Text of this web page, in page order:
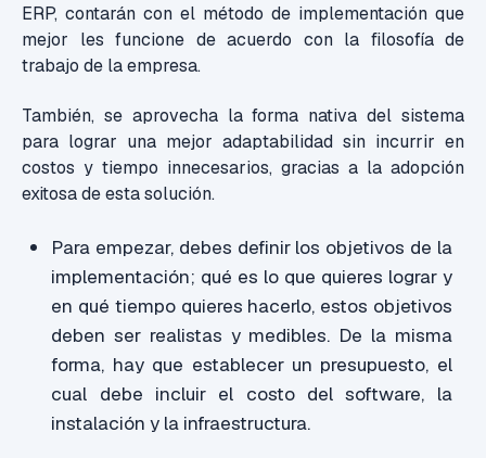
ERP, contarán con el método de implementación que
mejor les funcione de acuerdo conla filosofíade
trabajo de la empresa.
También, se aprovecha la forma nativa del sistema
para lograr una mejor adaptabilidad sin incurrir en
costos y tiempo innecesarios, gracias a la adopción
exitosa de esta solución.
Para empezar, debes definir los objetivos de la
implementación; qué es lo que quieres lograr y
en qué tiempo quieres hacerlo, estos objetivos
deben ser realistas y medibles. De la misma
forma, hay que establecer un presupuesto, el
cual debe incluir el costo del software, la
instalación y la infraestructura.